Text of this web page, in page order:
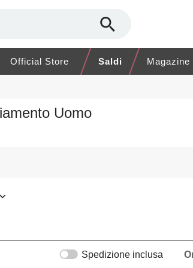
Official Store Saldi Magazine
Uomo
Spedizione inclusa